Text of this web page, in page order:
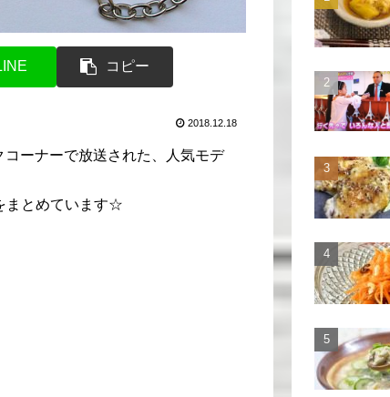
コピー
2018.12.18
ーナーで放送された、人気モデ
まとめています☆